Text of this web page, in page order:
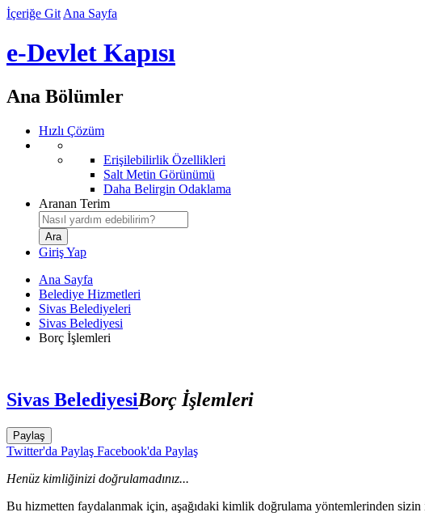
İçeriğe Git Ana Sayfa
e-Devlet Kapısı
Ana Bölümler
Hızlı Çözüm
Erişilebilirlik Özellikleri
Salt Metin Görünümü
Daha Belirgin Odaklama
Aranan Terim
Giriş Yap
Ana Sayfa
Belediye Hizmetleri
Sivas Belediyeleri
Sivas Belediyesi
Borç İşlemleri
Sivas BelediyesiBorç İşlemleri
Paylaş
Twitter'da Paylaş Facebook'da Paylaş
Henüz kimliğinizi doğrulamadınız...
Bu hizmetten faydalanmak için, aşağıdaki kimlik doğrulama yöntemlerinden